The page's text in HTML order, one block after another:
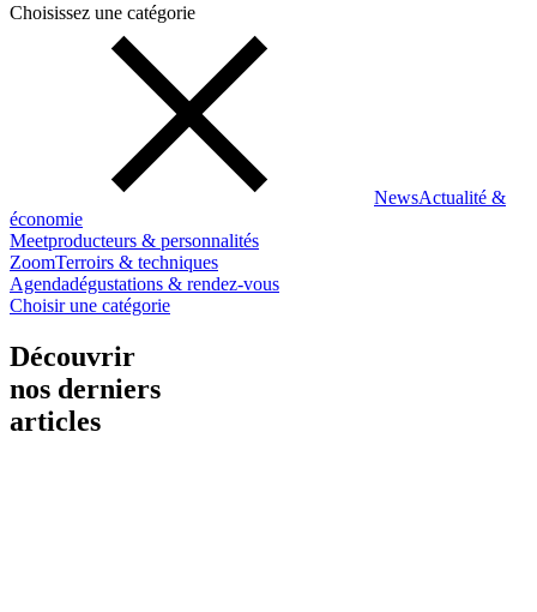
Choisissez une catégorie
NewsActualité &
économie
Meetproducteurs & personnalités
ZoomTerroirs & techniques
Agendadégustations & rendez-vous
Choisir une catégorie
Découvrir
nos derniers
articles